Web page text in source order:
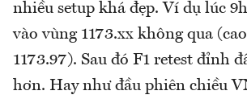
nhiều setup khá đẹp. Ví dụ lúc
vào vùng 1173.xx không qua
1173.97). Sau đó F1 retest đỉnh
hơn. Hay như đầu phiên chiều